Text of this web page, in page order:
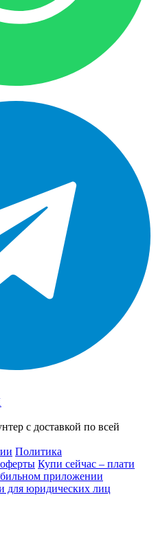
с доставкой по всей
Политика
Купи сейчас – плати
приложении
для юридических лиц